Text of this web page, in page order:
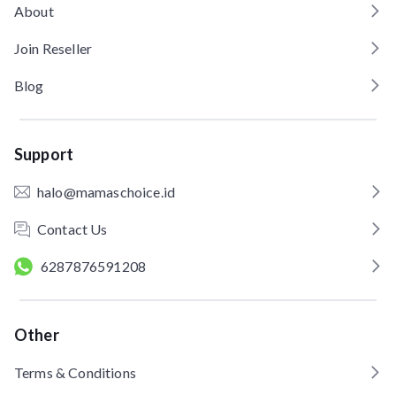
About
Join Reseller
Blog
Support
halo@mamaschoice.id
Contact Us
6287876591208
Other
Terms & Conditions